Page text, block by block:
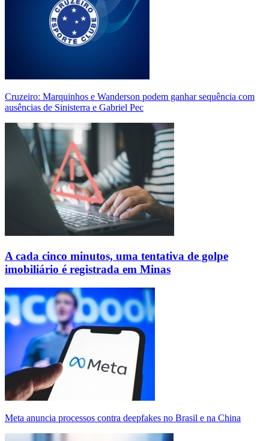
Cruzeiro: Marquinhos e Wanderson podem ganhar sequência com
ausências de Sinisterra e Gabriel Pec
A cada cinco minutos, uma tentativa de golpe
imobiliário é registrada em Minas
Meta anuncia processos contra deepfakes no Brasil e na China